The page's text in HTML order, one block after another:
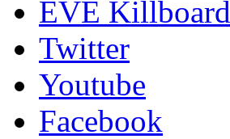
EVE Killboard
Twitter
Youtube
Facebook